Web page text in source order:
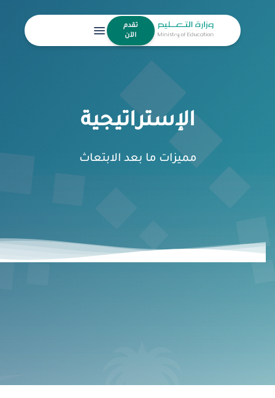
تقدم
الآن
menu
الإستراتيجية
مميزات ما بعد الابتعاث